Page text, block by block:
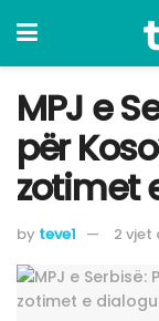
MPJ e
për
zotimet
by teve1 2 vjet